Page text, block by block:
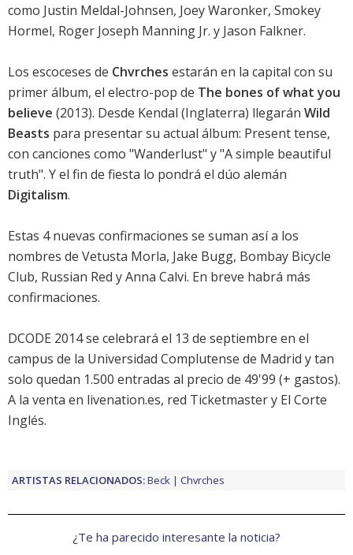
como Justin Meldal-Johnsen, Joey Waronker, Smokey
Hormel, Roger Joseph Manning Jr. y Jason Falkner.
Los escoceses de Chvrches estarán en la capital con su
primer álbum, el electro-pop de The bones of what you
believe (2013). Desde Kendal (Inglaterra) llegarán Wild
Beasts para presentar su actual álbum: Present tense,
con canciones como "Wanderlust" y "A simple beautiful
truth". Y el fin de fiesta lo pondrá el dúo alemán
Digitalism.
Estas 4 nuevas confirmaciones se suman así a los
nombres de Vetusta Morla, Jake Bugg, Bombay Bicycle
Club, Russian Red y Anna Calvi. En breve habrá más
confirmaciones.
DCODE 2014 se celebrará el 13 de septiembre en el
campus de la Universidad Complutense de Madrid y tan
solo quedan 1.500 entradas al precio de 49'99 (+ gastos).
A la venta en livenation.es, red Ticketmaster y El Corte
Inglés.
ARTISTAS RELACIONADOS:Beck Chvrches
¿Te ha parecido interesante la noticia?